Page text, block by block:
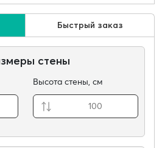
Быстрый заказ
стены
Высота стены, см